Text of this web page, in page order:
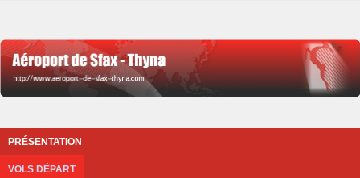
PRÉSENTATION
VOLS DÉPART